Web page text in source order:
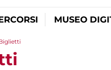
MUSEO